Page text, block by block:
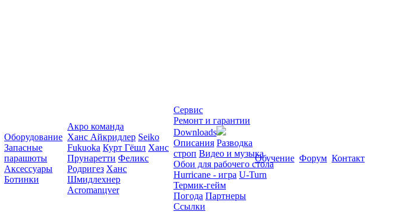
Оборудование
Запасные
парашюты
Аксессуары
Ботинки
Акро команда
Ханс Айкридлер Seiko
Fukuoka Курт Гёшл Ханс
Прунаретти Феликс
Родригез Ханс
Шмидлехнер
Acromanцver
Сервис
Ремонт и гарантии
Downloads
Описания Разводка
строп Видео и музыка
Обои для рабочего стола
Hurricane - игра U-Turn
Термик-гейм
Погода Партнеры
Ссылки
Обучение Форум Контакт